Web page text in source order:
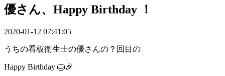
優さん、Happy Birthday ！
2020-01-12 07:41:05
うちの看板衛生士の優さんの？回目の
Happy Birthday 🎂🎉